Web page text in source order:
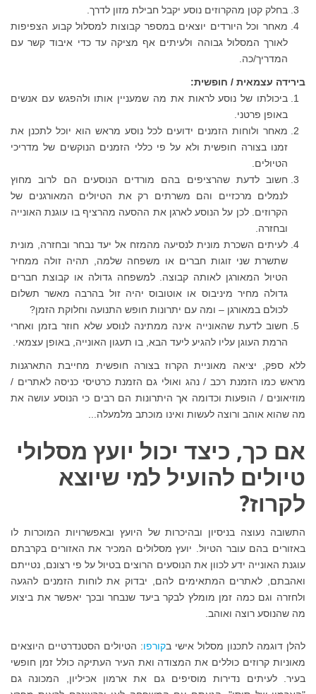
בחלק קטן מהקרוזים נוסע יקבל חבילת מזון לדרך.
מאחר וכל היורדים יוצאים במספר קבוצות למסלול קבוע הצפיפות
לאורך המסלול גבוהה ולעיתים אף מציקה עד כדי איבוד קשר עם
המדריך/כה.
בירידה עצמאית / חופשית:
ביכולתו של נוסע לראות את מה שמעניין אותו ולהפגש עם אנשים
באופן פרטני.
מאחר ולוחות הזמנים ידועים לכל נוסע מראש הוא יוכל לתכנן את
זמנו בצורה חופשית ולא על פי כללי הזמנים הנוקשים של מדריכי
הטיולים.
חשוב לדעת שהרציפים בהם מורדים הנוסעים הם לרוב מחוץ
לנמלים מרכזיים והם משרתים רק את הטיולים המאורגנים של
הקרוזים. לכן על הנוסע לארגן את ההסעה מהרציף בו עוגנת האונייה
ובחזרה.
לעיתים השכרת מונית לנסיעה מהמזח אל יעד נבחר ובחזרה, מונית
שתשרת שני זוגות חברים או משפחה שלמה, תהיה זולה ממחיר
הטיול המאורגן לאותה קבוצה. למשפחה גדולה או קבוצת חברים
גדולה מחיר מיניבוס או אוטובוס יהיה זול בהרבה מאשר תשלום
לכולם במאורגן – ומה עם יתרונות חופש התנועה וחלוקת הזמן?
חשוב לדעת שהאונייה אינה ממתינה לנוסע שלא חוזר בזמן ואחרי
הרמת העוגן עליו להגיע ליעד הבא, בו תעגון האונייה, באופן עצמאי.
ללא ספק, יציאה מאוניית הקרוז בצורה חופשית מחייבת התארגנות
מראש כמו הזמנת רכב / נהג ואולי גם הזמנת כרטיסי כניסה לאתרים /
מוזיאונים / הופעות וכדומה אך היתרונות הם רבים כי הנוסע עושה את
מה שהוא אוהב ורוצה לעשות ואינו מוכתב מלמעלה...
אם כך, כיצד יכול יועץ מסלולי
טיולים להועיל למי שיוצא
לקרוז?
התשובה נעוצה בניסיון ובהיכרות של היועץ ובאפשרויות המוכרות לו
באזורים בהם עובר הטיול. יועץ מסלולים המכיר את האזורים בקרבתם
עוגנת האונייה ידע לכוון את הנוסעים הרוצים בטיול על פי רצונם, נטייתם
ואהבתם, לאתרים המתאימים להם, יבדוק את לוחות הזמנים להגעה
ולחזרה וגם כמה זמן מומלץ לבקר ביעד שנבחר ובכך יאפשר את ביצוע
מה שהנוסע רוצה ואוהב.
להלן דוגמה לתכנון מסלול אישי בקורפו: הטיולים הסטנדרטיים היוצאים
מאוניות קרוזים כוללים את המצודה ואת העיר העתיקה כולל זמן חופשי
בעיר. לעיתים נדירות מוסיפים גם את ארמון אכיליון, המכונה גם